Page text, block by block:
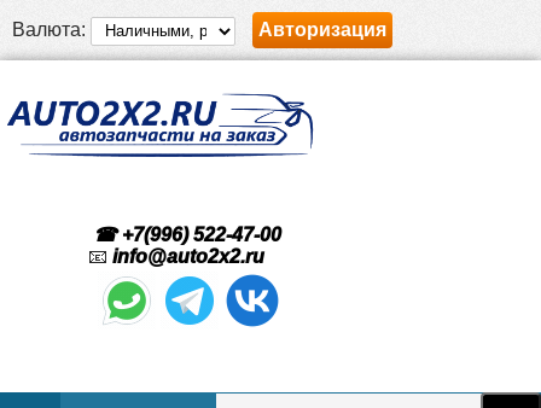
Валюта: Авторизация
☎ +7(996) 522-47-00
📧 info@auto2x2.ru